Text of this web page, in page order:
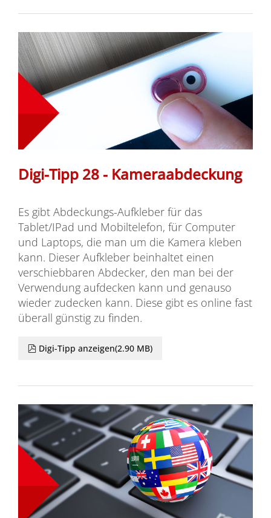
Digi-Tipp 28 - Kameraabdeckung
Es gibt Abdeckungs-Aufkleber für das
Tablet/IPad und Mobiltelefon, für Computer
und Laptops, die man um die Kamera kleben
kann. Dieser Aufkleber beinhaltet einen
verschiebbaren Abdecker, den man bei der
Verwendung aufdecken kann und genauso
wieder zudecken kann. Diese gibt es online fast
überall günstig zu finden.
pdf
Digi-Tipp anzeigen(2.90 MB)